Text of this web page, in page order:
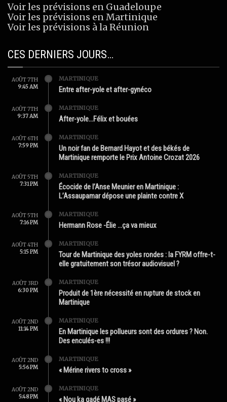
Voir les prévisions en Guadeloupe
Voir les prévisions en Martinique
Voir les prévisions à la Réunion
CES DERNIERS JOURS…
AOÛT 7TH
9:45 AM
MARTINIQUE
Entre after-yole et after-gynéco
AOÛT 7TH
9:37 AM
MARTINIQUE
After-yole…Félix et bouées
AOÛT 6TH
7:59 PM
MARTINIQUE
Un noir fan de Bernard Hayot et des békés de
Martinique remporte le Prix Antoine Crozat 2026
AOÛT 5TH
7:31 PM
MARTINIQUE
Écocide de l’Anse Meunier en Martinique :
L’Assaupamar dépose une plainte contre X
AOÛT 5TH
7:16 PM
MARTINIQUE
Hermann Rose -Élie …ça va mieux
AOÛT 4TH
5:15 PM
MARTINIQUE
Tour de Martinique des yoles rondes : la FYRM offre-t-
elle gratuitement son trésor audiovisuel ?
AOÛT 3RD
6:30 PM
MARTINIQUE
Produit de 1ère nécessité en rupture de stock en
Martinique
AOÛT 2ND
11:14 PM
MARTINIQUE
En Martinique les pollueurs sont des ordures ? Non.
Des enculés-es !!!
AOÛT 2ND
5:56 PM
MARTINIQUE
« Mérine rivers to cross »
AOÛT 2ND
5:48 PM
MARTINIQUE
« Nou ka gadé MAS pasé »